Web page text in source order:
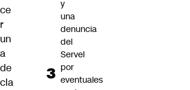
ce
r
un
a
de
cla
y
una
denuncia
del
Servel
por
eventuales